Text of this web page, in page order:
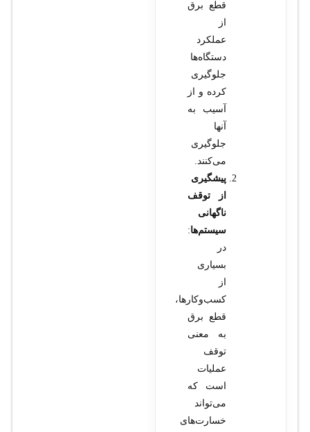
قطع برق
از
عملکرد
دستگاه‌ها
جلوگیری
کرده و از
آسیب به
آنها
جلوگیری
می‌کنند.
پیشگیری
از توقف
ناگهانی
سیستم‌ها:
در
بسیاری
از
کسب‌وکارها،
قطع برق
به معنی
توقف
عملیات
است که
می‌تواند
خسارت‌های